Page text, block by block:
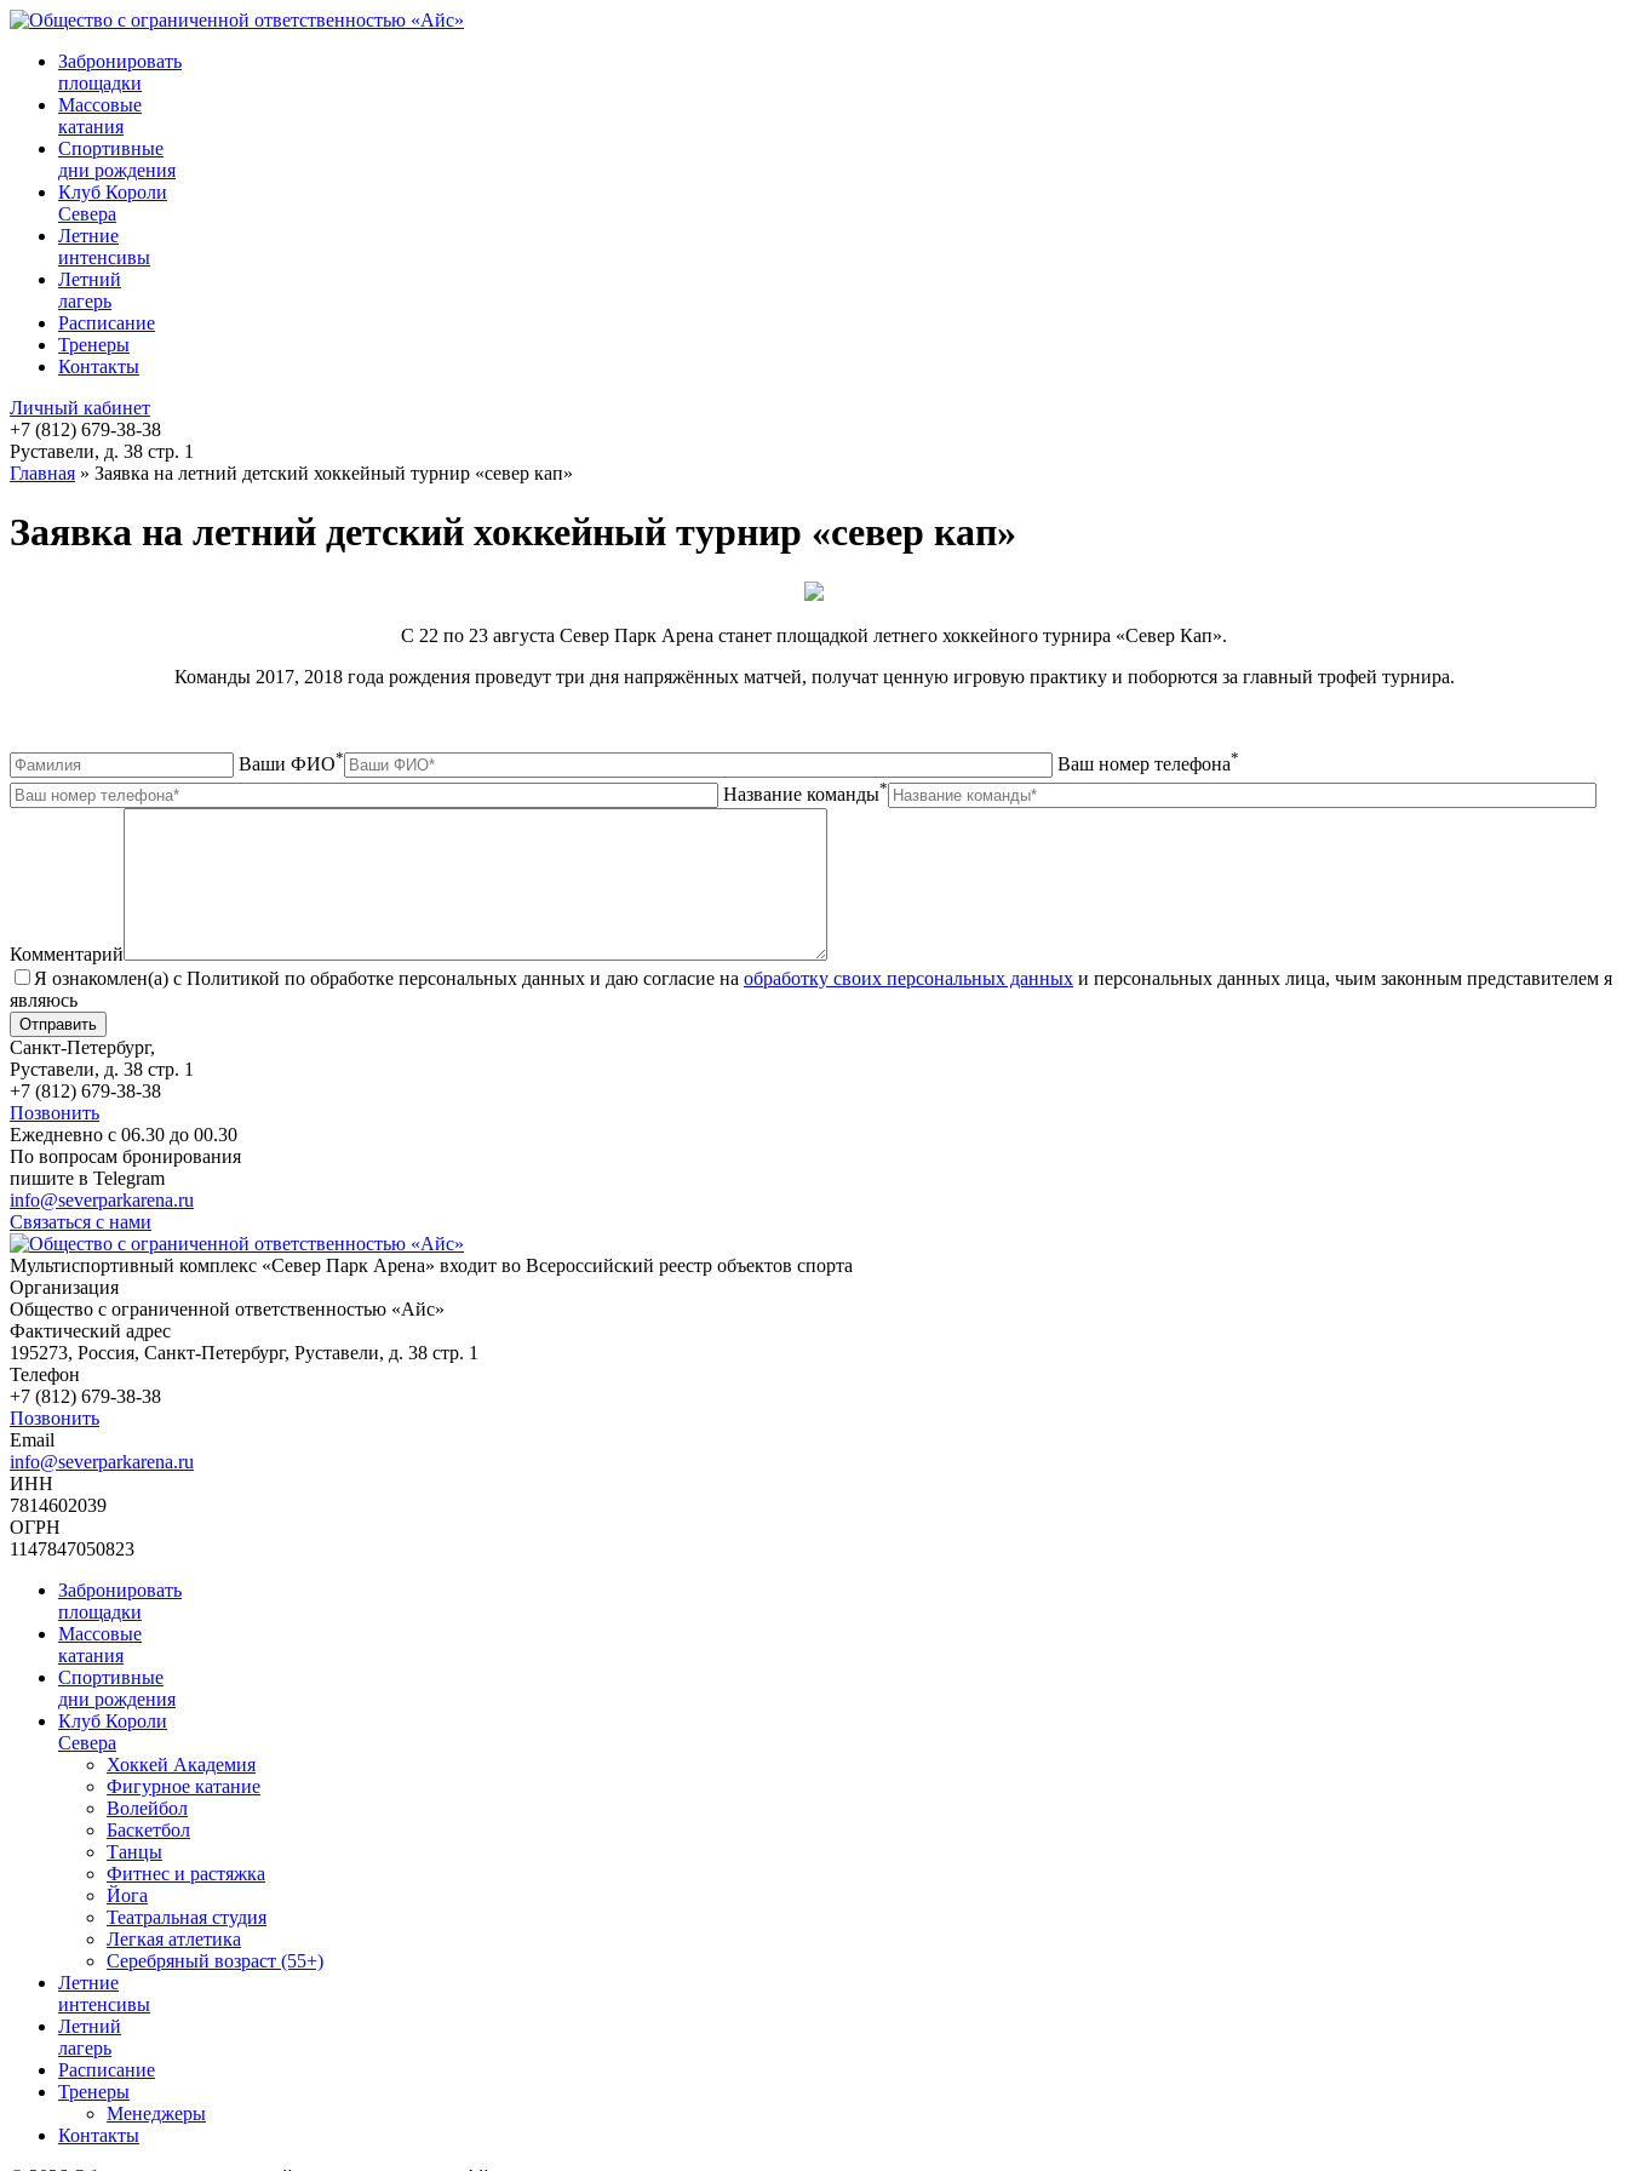
Забронировать
площадки
Массовые
катания
Спортивные
дни рождения
Клуб Короли
Севера
Летние
интенсивы
Летний
лагерь
Расписание
Тренеры
Контакты
Личный кабинет
+7 (812) 679-38-38
Руставели, д. 38 стр. 1
Главная » Заявка на летний детский хоккейный турнир «север кап»
Заявка на летний детский хоккейный турнир «север кап»
С 22 по 23 августа Север Парк Арена станет площадкой летнего хоккейного турнира «Север Кап».
Команды 2017, 2018 года рождения проведут три дня напряжённых матчей, получат ценную игровую практику и поборются за главный трофей турнира.
Ваши ФИО* Ваш номер телефона*
Название команды*
Комментарий
Я ознакомлен(а) с Политикой по обработке персональных данных и даю согласие на обработку своих персональных данных и персональных данных лица, чьим законным представителем я
являюсь
Санкт-Петербург,
Руставели, д. 38 стр. 1
+7 (812) 679-38-38
Позвонить
Ежедневно c 06.30 до 00.30
По вопросам бронирования
пишите в Telegram
info@severparkarena.ru
Связаться с нами
Мультиспортивный комплекс «Север Парк Арена» входит во Всероссийский реестр объектов спорта
Организация
Общество с ограниченной ответственностью «Айс»
Фактический адрес
195273, Россия, Санкт‑Петербург, Руставели, д. 38 стр. 1
Телефон
+7 (812) 679-38-38
Позвонить
Email
info@severparkarena.ru
ИНН
7814602039
ОГРН
1147847050823
Забронировать
площадки
Массовые
катания
Спортивные
дни рождения
Клуб Короли
Севера
Хоккей Академия
Фигурное катание
Волейбол
Баскетбол
Танцы
Фитнес и растяжка
Йога
Театральная студия
Легкая атлетика
Серебряный возраст (55+)
Летние
интенсивы
Летний
лагерь
Расписание
Тренеры
Менеджеры
Контакты